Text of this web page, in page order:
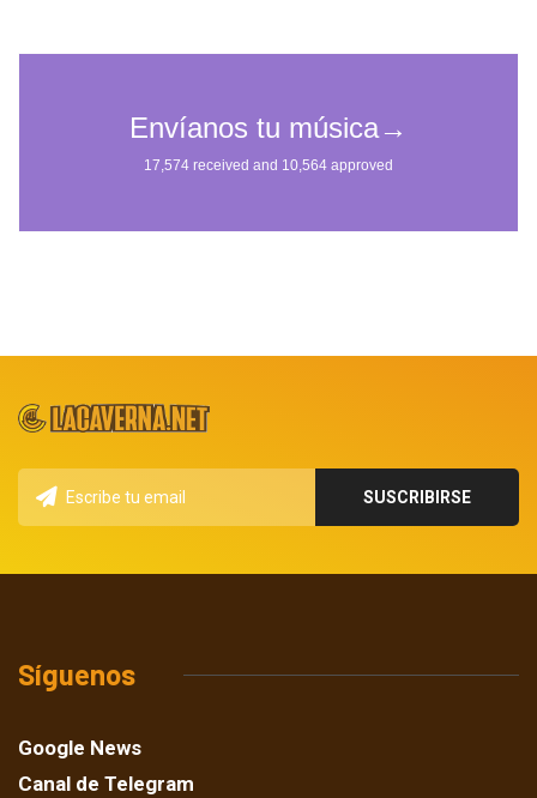
Síguenos
Google News
Canal de Telegram